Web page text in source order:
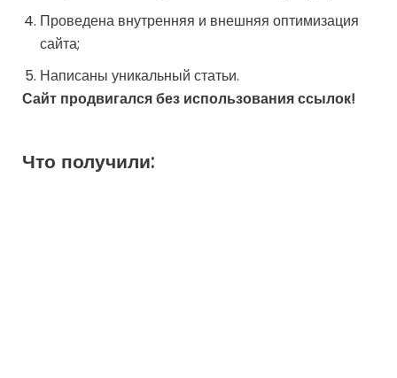
Проведена внутренняя и внешняя оптимизация
сайта;
Написаны уникальный статьи.
Сайт продвигался без использования ссылок!
Что получили: